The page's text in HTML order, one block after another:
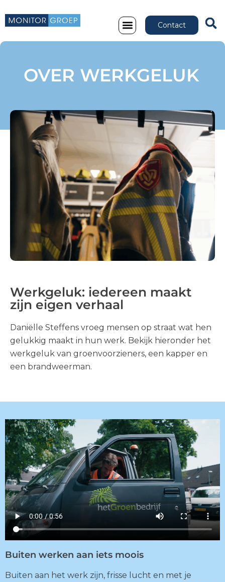
Contact
OVER WERKGELUK
Werkgeluk: iedereen maakt
zijn eigen verhaal
Daniëlle Steffens vroeg mensen op straat wat hen
gelukkig maakt in hun werk. Bekijk hieronder het
werkgeluk van groenvoorzieners, een kapper en
een brandweerman.
Buiten werken aan iets moois
Buiten aan het werk zijn, frisse lucht en met je